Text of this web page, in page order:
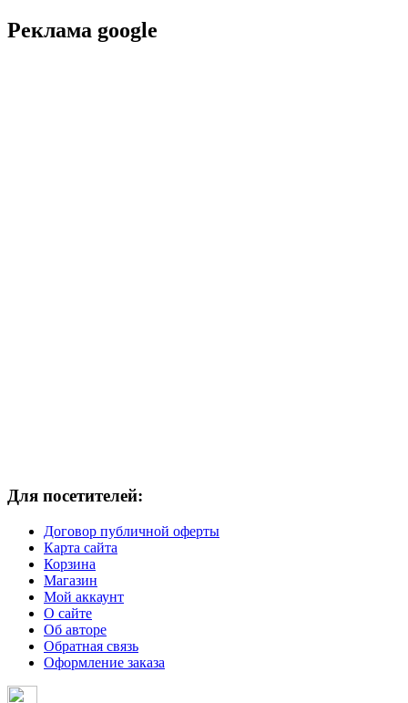
Реклама google
Для посетителей:
Договор публичной оферты
Карта сайта
Корзина
Магазин
Мой аккаунт
О сайте
Об авторе
Обратная связь
Оформление заказа